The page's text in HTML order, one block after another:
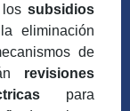
subsidios
eliminación
de
revisiones
para